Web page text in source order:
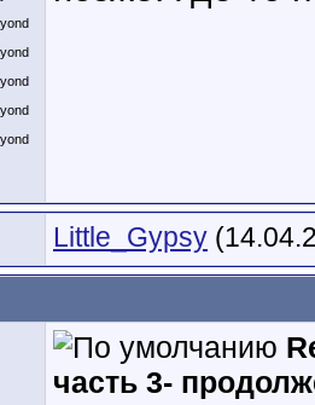
Little_Gypsy
часть 3-